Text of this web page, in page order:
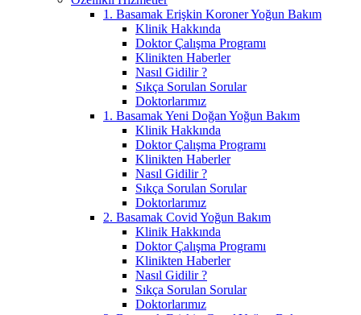
1. Basamak Erişkin Koroner Yoğun Bakım
Klinik Hakkında
Doktor Çalışma Programı
Klinikten Haberler
Nasıl Gidilir ?
Sıkça Sorulan Sorular
Doktorlarımız
1. Basamak Yeni Doğan Yoğun Bakım
Klinik Hakkında
Doktor Çalışma Programı
Klinikten Haberler
Nasıl Gidilir ?
Sıkça Sorulan Sorular
Doktorlarımız
2. Basamak Covid Yoğun Bakım
Klinik Hakkında
Doktor Çalışma Programı
Klinikten Haberler
Nasıl Gidilir ?
Sıkça Sorulan Sorular
Doktorlarımız